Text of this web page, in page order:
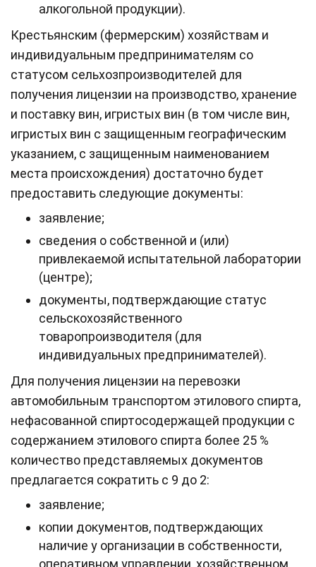
алкогольной продукции).
Крестьянским (фермерским) хозяйствам и
индивидуальным предпринимателям со
статусом сельхозпроизводителей для
получения лицензии на производство, хранение
и поставку вин, игристых вин (в том числе вин,
игристых вин ‎с защищенным географическим
указанием, с защищенным наименованием
места происхождения) достаточно будет
предоставить следующие документы:
заявление;
сведения о собственной и (или)
привлекаемой испытательной лаборатории
(центре);
документы, подтверждающие статус
сельскохозяйственного
товаропроизводителя (для
индивидуальных предпринимателей).
Для получения лицензии на перевозки
автомобильным транспортом этилового спирта,
нефасованной спиртосодержащей продукции с
содержанием этилового спирта более 25 %
количество представляемых документов
предлагается сократить с 9 до 2:
заявление;
копии документов, подтверждающих
наличие у организации в собственности,
оперативном управлении, хозяйственном